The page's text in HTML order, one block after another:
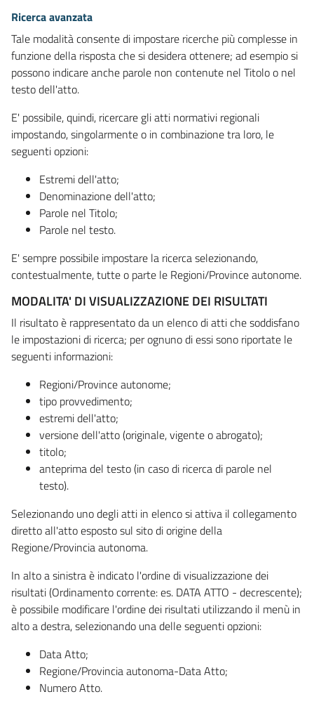
Ricerca avanzata
Tale modalità consente di impostare ricerche più complesse in
funzione della risposta che si desidera ottenere; ad esempio si
possono indicare anche parole non contenute nel Titolo o nel
testo dell'atto.
E' possibile, quindi, ricercare gli atti normativi regionali
impostando, singolarmente o in combinazione tra loro, le
seguenti opzioni:
Estremi dell'atto;
Denominazione dell'atto;
Parole nel Titolo;
Parole nel testo.
E' sempre possibile impostare la ricerca selezionando,
contestualmente, tutte o parte le Regioni/Province autonome.
MODALITA' DI VISUALIZZAZIONE DEI RISULTATI
Il risultato è rappresentato da un elenco di atti che soddisfano
le impostazioni di ricerca; per ognuno di essi sono riportate le
seguenti informazioni:
Regioni/Province autonome;
tipo provvedimento;
estremi dell'atto;
versione dell'atto (originale, vigente o abrogato);
titolo;
anteprima del testo (in caso di ricerca di parole nel
testo).
Selezionando uno degli atti in elenco si attiva il collegamento
diretto all'atto esposto sul sito di origine della
Regione/Provincia autonoma.
In alto a sinistra è indicato l'ordine di visualizzazione dei
risultati (Ordinamento corrente: es. DATA ATTO - decrescente);
è possibile modificare l'ordine dei risultati utilizzando il menù in
alto a destra, selezionando una delle seguenti opzioni:
Data Atto;
Regione/Provincia autonoma-Data Atto;
Numero Atto.